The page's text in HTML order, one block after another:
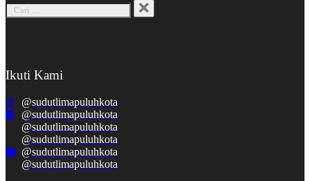
Ikuti Kami
@sudutlimapuluhkota
@sudutlimapuluhkota
@sudutlimapuluhkota
@sudutlimapuluhkota
@sudutlimapuluhkota
@sudutlimapuluhkota